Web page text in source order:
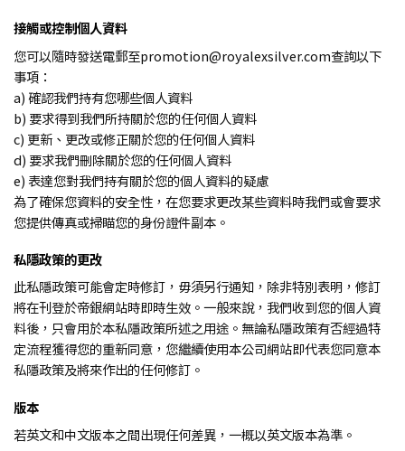
接觸或控制個人資料
您可以隨時發送電郵至promotion@royalexsilver.com查詢以下
事項：
a) 確認我們持有您哪些個人資料
b) 要求得到我們所持關於您的任何個人資料
c) 更新、更改或修正關於您的任何個人資料
d) 要求我們刪除關於您的任何個人資料
e) 表達您對我們持有關於您的個人資料的疑慮
為了確保您資料的安全性，在您要求更改某些資料時我們或會要求
您提供傳真或掃瞄您的身份證件副本。
私隱政策的更改
此私隱政策可能會定時修訂，毋須另行通知，除非特別表明，修訂
將在刊登於帝銀網站時即時生效。一般來說，我們收到您的個人資
料後，只會用於本私隱政策所述之用途。無論私隱政策有否經過特
定流程獲得您的重新同意，您繼續使用本公司網站即代表您同意本
私隱政策及將來作出的任何修訂。
版本
若英文和中文版本之間出現任何差異，一概以英文版本為準。